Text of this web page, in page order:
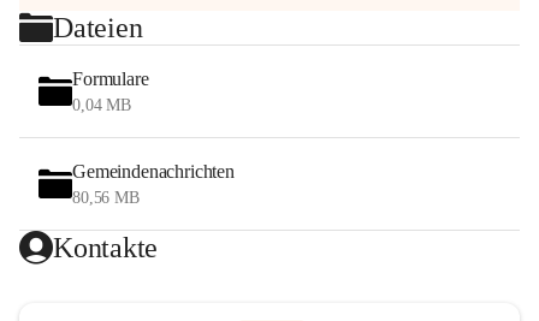
Dateien
Formulare
0,04 MB
Gemeindenachrichten
80,56 MB
Kontakte